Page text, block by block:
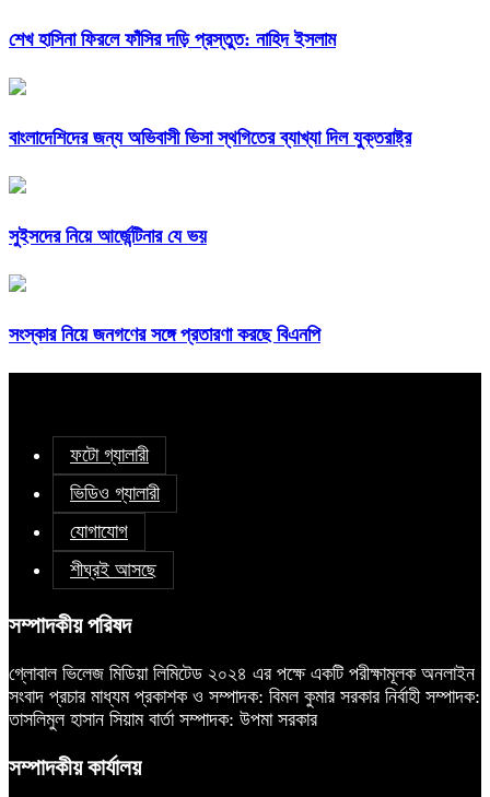
শেখ হাসিনা ফিরলে ফাঁসির দড়ি প্রস্তুত: নাহিদ ইসলাম
বাংলাদেশিদের জন্য অভিবাসী ভিসা স্থগিতের ব্যাখ্যা দিল যুক্তরাষ্ট্র
সুইসদের নিয়ে আর্জেন্টিনার যে ভয়
সংস্কার নিয়ে জনগণের সঙ্গে প্রতারণা করছে বিএনপি
ফটো গ্যালারী
ভিডিও গ্যালারী
যোগাযোগ
শীঘ্রই আসছে
সম্পাদকীয় পরিষদ
গ্লোবাল ভিলেজ মিডিয়া লিমিটেড ২০২৪ এর পক্ষে একটি পরীক্ষামূলক অনলাইন
সংবাদ প্রচার মাধ্যম প্রকাশক ও সম্পাদক: বিমল কুমার সরকার নির্বাহী সম্পাদক:
তাসলিমুল হাসান সিয়াম বার্তা সম্পাদক: উপমা সরকার
সম্পাদকীয় কার্যালয়